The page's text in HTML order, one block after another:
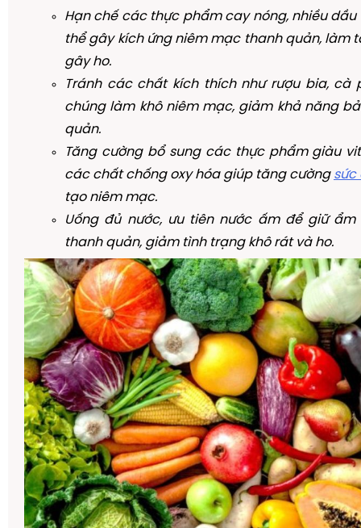
Hạn chế các thực phẩm cay nóng, nhiều dầu
thể gây kích ứng niêm mạc thanh quản, làm
gây ho.
Tránh các chất kích thích như rượu bia, cà
chúng làm khô niêm mạc, giảm khả năng
quản.
Tăng cường bổ sung các thực phẩm giàu
các chất chống oxy hóa giúp tăng cường sức
tạo niêm mạc.
Uống đủ nước, ưu tiên nước ấm để giữ
thanh quản, giảm tình trạng khô rát và ho.